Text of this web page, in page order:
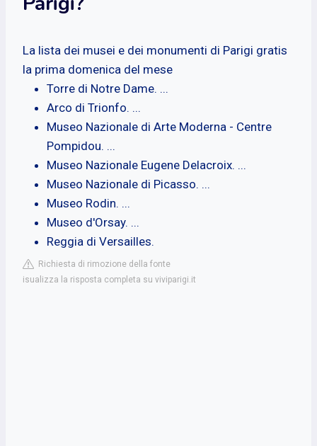
La lista dei musei e dei monumenti di Parigi gratis
la prima domenica del mese
Torre di Notre Dame. ...
Arco di Trionfo. ...
Museo Nazionale di Arte Moderna - Centre
Pompidou. ...
Museo Nazionale Eugene Delacroix. ...
Museo Nazionale di Picasso. ...
Museo Rodin. ...
Museo d'Orsay. ...
Reggia di Versailles.
Richiesta di rimozione della fonte
isualizza la risposta completa su viviparigi.it